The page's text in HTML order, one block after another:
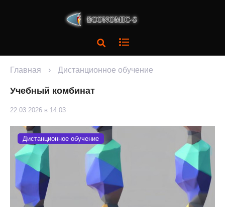
Главная › Дистанционное обучение
Учебный комбинат
22.03.2026 в 14:03
Дистанционное обучение